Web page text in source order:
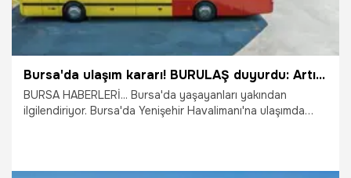
Bursa'da ulaşım kararı! BURULAŞ duyurdu: Artık sona erecek
BURSA HABERLERİ... Bursa'da yaşayanları yakından
ilgilendiriyor. Bursa'da Yenişehir Havalimanı'na ulaşımda
hattı üzerinden sağlanacak. İşte yeni ücretler, sefer